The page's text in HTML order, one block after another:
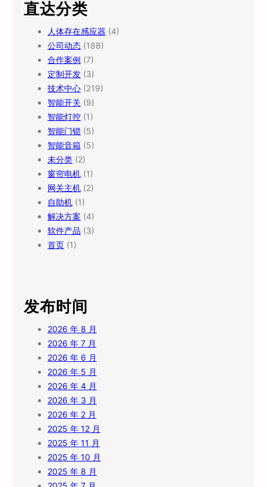
直达分类
人体存在感应器 (4)
公司动态 (188)
合作案例 (7)
定制开发 (3)
技术中心 (219)
智能开关 (9)
智能灯控 (1)
智能门锁 (5)
智能音箱 (5)
未分类 (2)
窗帘电机 (1)
网关主机 (2)
自助机 (1)
解决方案 (4)
软件产品 (3)
首页 (1)
发布时间
2026 年 8 月
2026 年 7 月
2026 年 6 月
2026 年 5 月
2026 年 4 月
2026 年 3 月
2026 年 2 月
2025 年 12 月
2025 年 11 月
2025 年 10 月
2025 年 8 月